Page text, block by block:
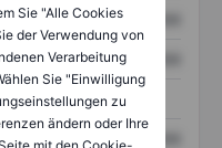
Sie "Alle Cookies
der Verwendung von
Verarbeitung
Sie "Einwilligung
zu
ändern oder Ihre
XXXXXXX
XXXXXXX
XXXXXXX